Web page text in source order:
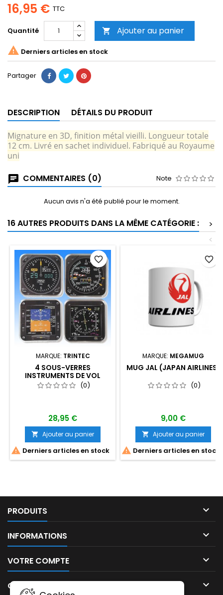
16,95 € TTC
Quantité  Ajouter au panier
 Derniers articles en stock
Partager
DESCRIPTION DÉTAILS DU PRODUIT
Mignature en 3D, finition métal vieilli. Longueur totale
12 cm. Livré en sachet individuel. Fabriqué au Royaume
uni
COMMENTAIRES (0) Note
Aucun avis n'a été publié pour le moment.
16 AUTRES PRODUITS DANS LA MÊME CATÉGORIE :
>
<
MARQUE: TRINTEC
4 SOUS-VERRES
INSTRUMENTS DE VOL
MODERNE (0)
28,95 €
 Ajouter au panier
 Derniers articles en stock
favorite_border
MARQUE: MEGAMUG
MUG JAL (JAPAN AIRLINES)
(0)
9,00 €
 Ajouter au panier
 Derniers articles en stock
favorite_border
PRODUITS 
INFORMATIONS 
VOTRE COMPTE 
CONTACT 